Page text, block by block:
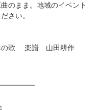
のまま。地域のイベント
さい。
の歌 楽譜 山田耕作